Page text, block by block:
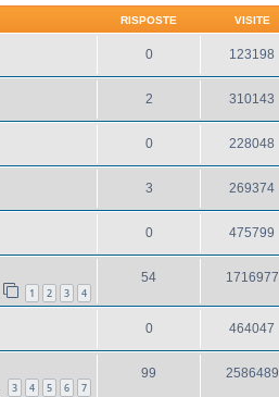
RISPOSTE VISITE
0 123198
2 310143
0 228048
3 269374
0 475799
1 2 3 4
54 1716977
0 464047
3 4 5 6 7
99 2586489